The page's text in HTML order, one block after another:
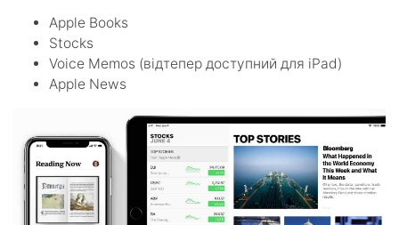
Apple Books
Stocks
Voice Memos (відтепер доступний для iPad)
Apple News